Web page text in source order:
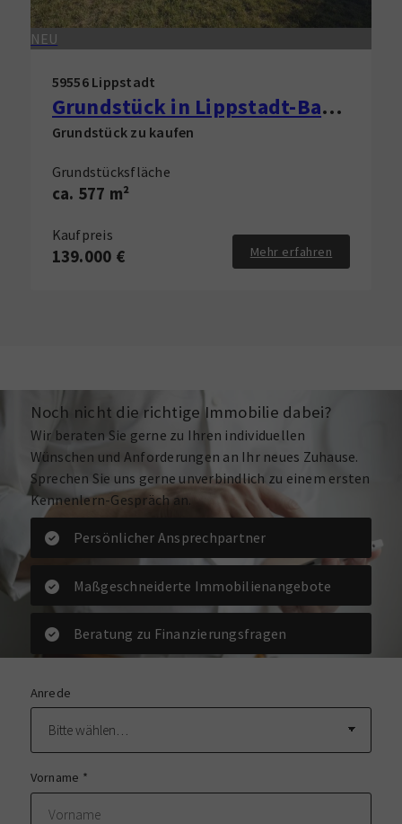
NEU
59556 Lippstadt
Grundstück in Lippstadt-Bad Waldliesborn zu verkaufen!
Grundstück zu kaufen
Grundstücksfläche
ca. 577 m²
Kaufpreis
139.000 € Mehr erfahren
Noch nicht die richtige Immobilie dabei?
Wir beraten Sie gerne zu Ihren individuellen
Wünschen und Anforderungen an Ihr neues Zuhause.
Sprechen Sie uns gerne unverbindlich zu einem ersten
Kennenlern-Gespräch an.
Persönlicher Ansprechpartner
Maßgeschneiderte Immobilienangebote
Beratung zu Finanzierungsfragen
Anrede
Vorname *